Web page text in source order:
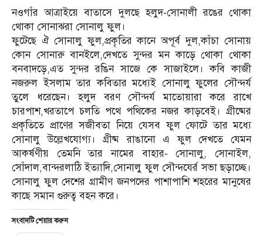
নওগাঁর আত্রাইয়ে বাতাসে দুলছে হলুদ-সোনালী রঙের থোকা
থোকা সোনাঝরা সোনালু ফুল।
ফুটেছে ঐ সোনালু ফুল,প্রকৃতির কানে অপূর্ব দুল,কাঁচা সোনায়
কোন সোনারু বানইলে,দেখতে সুন্দর মন কাড়ে থোকা থোকা
বনবাদড়ে,এত সুন্দর রঙিন সাজে কে সাজাইলে। কবি কাজী
নজরুল ইসলাম তার কবিতার মধ্যেই সোনালু ফুলের সৌন্দর্য
তুলে ধরেছেন। হলুদ বরণ সৌন্দর্য মাতোয়ারা করে রাখে
চারপাশ,খরতাপে চলতি পথে পথিকের নজর কাড়বেই। গ্রীষ্মের
প্রকৃতিতে প্রাণের সজীবতা নিয়ে যেসব ফুল ফোটে তার মধ্যে
সোনালু উল্লেখযোগ্য। গ্রীষ্ম রাঙানো এ ফুল দেখতে যেমন
আকর্ষণীয় তেমনি তার নামের বাহার- সোনালু, সোনাইল,
সোঁদাল,বান্দরলাঠি ইত্যাদি,সোনালু ফুল সৌন্দযের্র সভা ছড়াচ্ছে।
সোনালু ফুল দেশের গ্রামীণ জনপদের পাশাপাশি শহরের মানুষের
কাছে সমান গুরুত্ব বহন করে।
সংবাদটি শেয়ার করুন